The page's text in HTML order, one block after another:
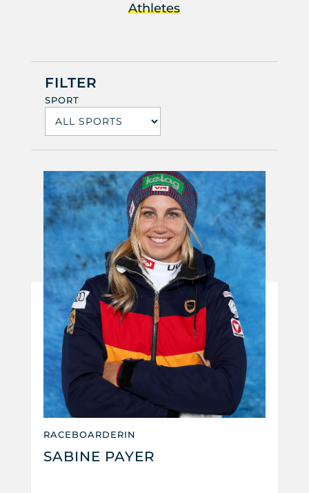
Athletes
FILTER
SPORT
RACEBOARDERIN
SABINE PAYER